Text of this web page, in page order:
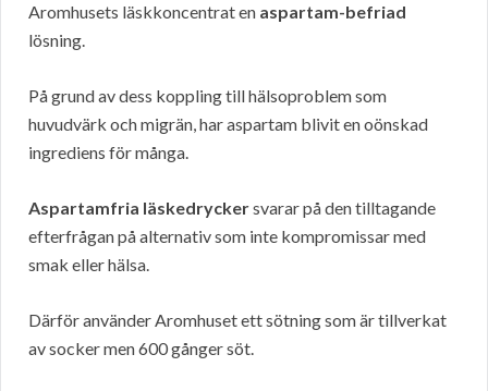
Aromhusets läskkoncentrat en aspartam-befriad
lösning.
På grund av dess koppling till hälsoproblem som
huvudvärk och migrän, har aspartam blivit en oönskad
ingrediens för många.
Aspartamfria läskedryckersvarar på den tilltagande
efterfrågan på alternativ som inte kompromissar med
smak eller hälsa.
Därför använder Aromhuset ett sötning som är tillverkat
av socker men 600 gånger söt.